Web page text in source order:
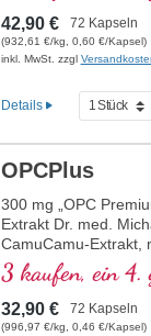
42,90 € 72 Kapseln
(932,61 €/kg, 0,60 €/Kapsel)
inkl. MwSt. zzgl
Details
OPCPlus
300 mg „OPC
Extrakt Dr. med.
CamuCamu-Extrakt,
mg reinem OPC*
3 kaufen, ein 4.
32,90 € 72 Kapseln
(996,97 €/kg, 0,46 €/Kapsel)